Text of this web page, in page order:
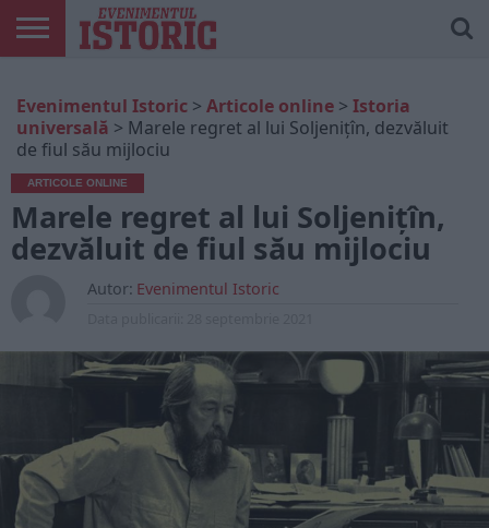
ONLINE
EDIȚII
TIPĂRITE
ISTORIC
PLAY
CONTUL
MEU
Evenimentul Istoric > Articole online > Istoria
universală > Marele regret al lui Soljeniţîn, dezvăluit
de fiul său mijlociu
ARTICOLE ONLINE
Marele regret al lui Soljeniţîn,
dezvăluit de fiul său mijlociu
Autor: Evenimentul Istoric